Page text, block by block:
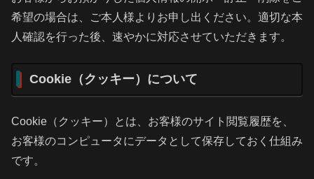
希望の場合は、ご本人様よりお申し出ください。適切な本
人確認を行った後、速やかに対応させていただきます。
Cookie（クッキー）について
Cookie（クッキー）とは、お客様のサイト閲覧履歴を、
お客様のコンピュータにデータとして保存しておく仕組み
です。